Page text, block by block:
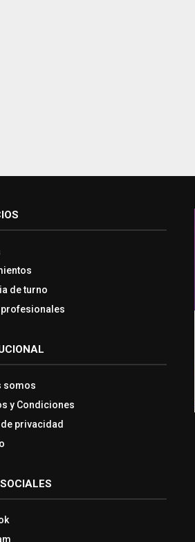
de turno
profesionales
somos
y Condiciones
privacidad